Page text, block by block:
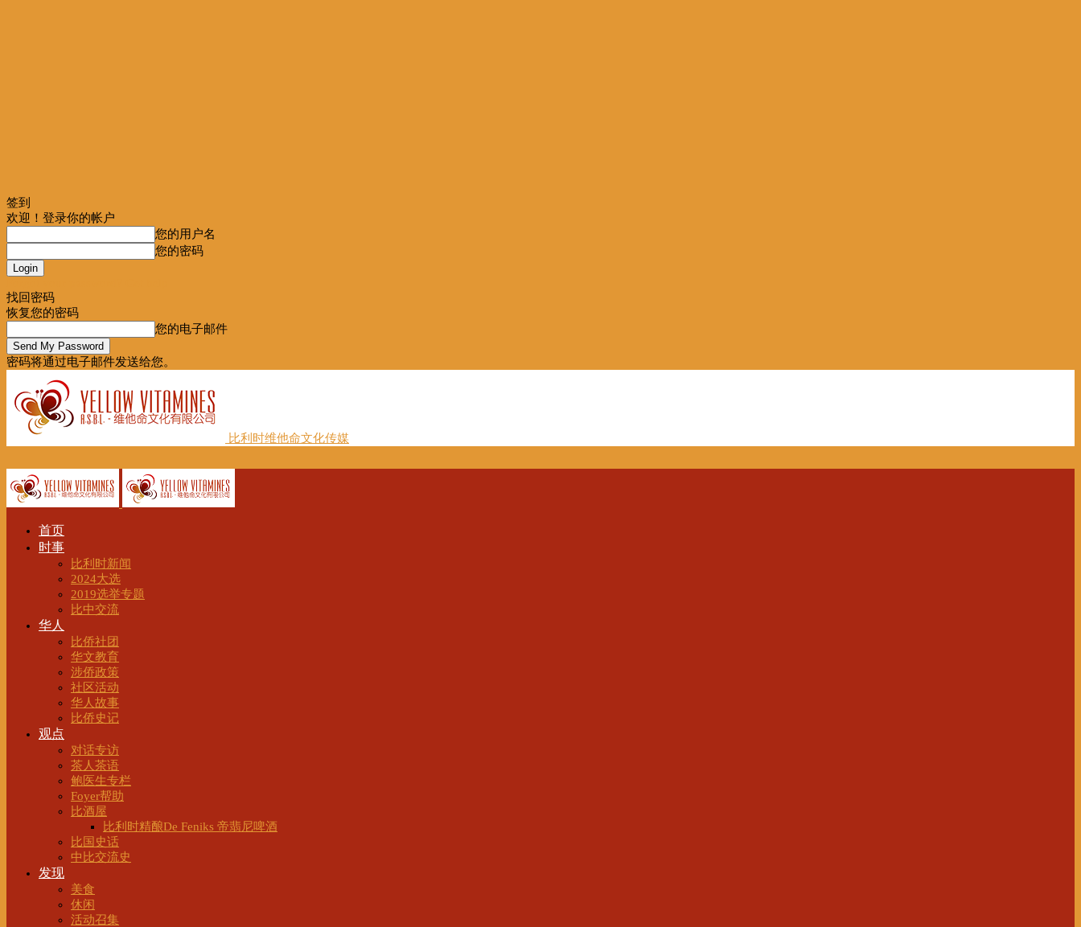
签到
欢迎！登录你的帐户
您的用户名
您的密码
找回密码
恢复您的密码
您的电子邮件
密码将通过电子邮件发送给您。
比利时维他命文化传媒
首页
时事
比利时新闻
2024大选
2019选举专题
比中交流
华人
比侨社团
华文教育
涉侨政策
社区活动
华人故事
比侨史记
观点
对话专访
茶人茶语
鲍医生专栏
Foyer帮助
比酒屋
比利时精酿De Feniks 帝翡尼啤酒
比国史话
中比交流史
发现
美食
休闲
活动召集